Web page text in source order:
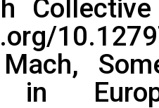
Mach,
in